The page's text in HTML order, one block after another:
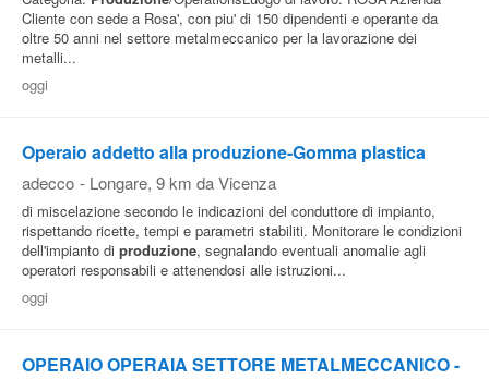
Cliente con sede a Rosa', con piu' di 150 dipendenti e operante da
oltre 50 anni nel settore metalmeccanico per la lavorazione dei
metalli...
oggi
Operaio addetto alla produzione-Gomma plastica
adecco - Longare, 9 km da Vicenza
di miscelazione secondo le indicazioni del conduttore di impianto,
rispettando ricette, tempi e parametri stabiliti. Monitorare le condizioni
dell'impianto di produzione, segnalando eventuali anomalie agli
operatori responsabili e attenendosi alle istruzioni...
oggi
OPERAIO OPERAIA SETTORE METALMECCANICO -